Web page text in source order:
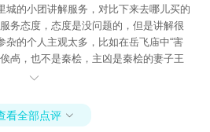
城的小团讲解服务，对比下来去哪儿买的
务态度，态度是没问题的，但是讲解很
杂的个人主观太多，比如在岳飞庙中“害
卨‌，也不是秦桧，主凶是秦桧的妻子王
；以及岳飞庙中石碑众多，但是一块碑文
束，后景区的伏羲祠、吐儿冢、太公
肖石雕全没带到，也没有讲解。岳飞庙

看全部点评 